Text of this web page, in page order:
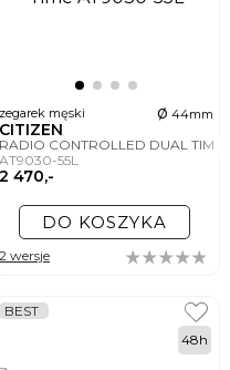
EDITION
zegarek męski ø 44mm
CITIZEN
RADIO CONTROLLED DUAL TIME
AT9030-55L
2 470,-
DO KOSZYKA
2 wersje
BEST
48h